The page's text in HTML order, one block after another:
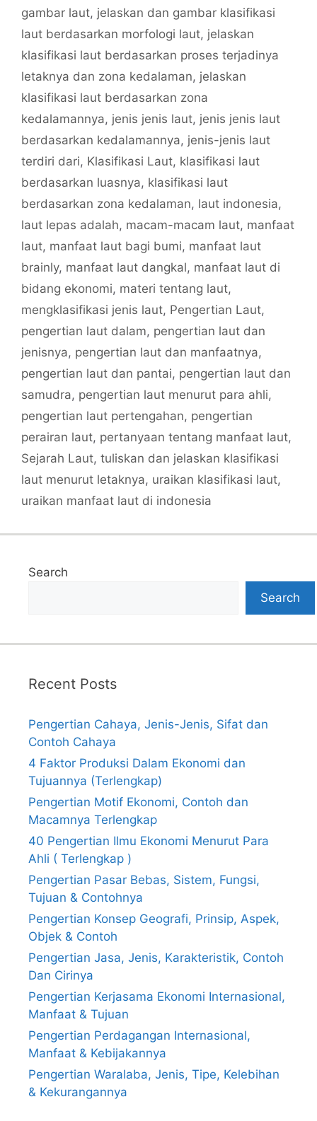
gambar laut, jelaskan dan gambar klasifikasi
laut berdasarkan morfologi laut, jelaskan
klasifikasi laut berdasarkan proses terjadinya
letaknya dan zona kedalaman, jelaskan
klasifikasi laut berdasarkan zona
kedalamannya, jenis jenis laut, jenis jenis laut
berdasarkan kedalamannya, jenis-jenis laut
terdiri dari, Klasifikasi Laut, klasifikasi laut
berdasarkan luasnya, klasifikasi laut
berdasarkan zona kedalaman, laut indonesia,
laut lepas adalah, macam-macam laut, manfaat
laut, manfaat laut bagi bumi, manfaat laut
brainly, manfaat laut dangkal, manfaat laut di
bidang ekonomi, materi tentang laut,
mengklasifikasi jenis laut, Pengertian Laut,
pengertian laut dalam, pengertian laut dan
jenisnya, pengertian laut dan manfaatnya,
pengertian laut dan pantai, pengertian laut dan
samudra, pengertian laut menurut para ahli,
pengertian laut pertengahan, pengertian
perairan laut, pertanyaan tentang manfaat laut,
Sejarah Laut, tuliskan dan jelaskan klasifikasi
laut menurut letaknya, uraikan klasifikasi laut,
uraikan manfaat laut di indonesia
Search
Search
Recent Posts
Pengertian Cahaya, Jenis-Jenis, Sifat dan
Contoh Cahaya
4 Faktor Produksi Dalam Ekonomi dan
Tujuannya (Terlengkap)
Pengertian Motif Ekonomi, Contoh dan
Macamnya Terlengkap
40 Pengertian Ilmu Ekonomi Menurut Para
Ahli ( Terlengkap )
Pengertian Pasar Bebas, Sistem, Fungsi,
Tujuan & Contohnya
Pengertian Konsep Geografi, Prinsip, Aspek,
Objek & Contoh
Pengertian Jasa, Jenis, Karakteristik, Contoh
Dan Cirinya
Pengertian Kerjasama Ekonomi Internasional,
Manfaat & Tujuan
Pengertian Perdagangan Internasional,
Manfaat & Kebijakannya
Pengertian Waralaba, Jenis, Tipe, Kelebihan
& Kekurangannya